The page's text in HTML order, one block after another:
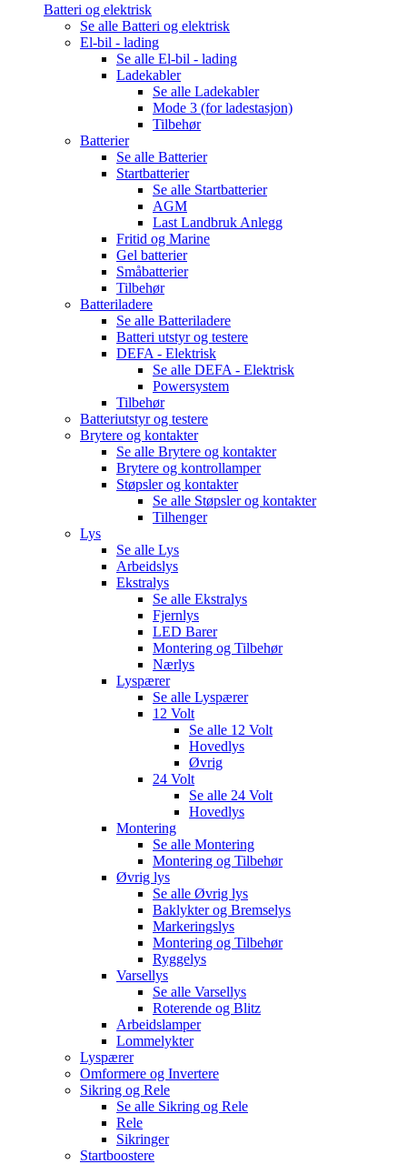
Batteri og elektrisk
Se alle Batteri og elektrisk
El-bil - lading
Se alle El-bil - lading
Ladekabler
Se alle Ladekabler
Mode 3 (for ladestasjon)
Tilbehør
Batterier
Se alle Batterier
Startbatterier
Se alle Startbatterier
AGM
Last Landbruk Anlegg
Fritid og Marine
Gel batterier
Småbatterier
Tilbehør
Batteriladere
Se alle Batteriladere
Batteri utstyr og testere
DEFA - Elektrisk
Se alle DEFA - Elektrisk
Powersystem
Tilbehør
Batteriutstyr og testere
Brytere og kontakter
Se alle Brytere og kontakter
Brytere og kontrollamper
Støpsler og kontakter
Se alle Støpsler og kontakter
Tilhenger
Lys
Se alle Lys
Arbeidslys
Ekstralys
Se alle Ekstralys
Fjernlys
LED Barer
Montering og Tilbehør
Nærlys
Lyspærer
Se alle Lyspærer
12 Volt
Se alle 12 Volt
Hovedlys
Øvrig
24 Volt
Se alle 24 Volt
Hovedlys
Montering
Se alle Montering
Montering og Tilbehør
Øvrig lys
Se alle Øvrig lys
Baklykter og Bremselys
Markeringslys
Montering og Tilbehør
Ryggelys
Varsellys
Se alle Varsellys
Roterende og Blitz
Arbeidslamper
Lommelykter
Lyspærer
Omformere og Invertere
Sikring og Rele
Se alle Sikring og Rele
Rele
Sikringer
Startboostere